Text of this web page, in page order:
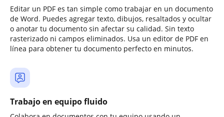
Editar un PDF es tan simple como trabajar en un documento
de Word. Puedes agregar texto, dibujos, resaltados y ocultar
o anotar tu documento sin afectar su calidad. Sin texto
rasterizado ni campos eliminados. Usa un editor de PDF en
línea para obtener tu documento perfecto en minutos.
Trabajo en equipo fluido